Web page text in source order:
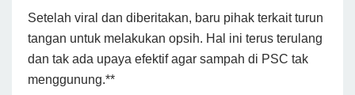
Setelah viral dan diberitakan, baru pihak terkait turun
tangan untuk melakukan opsih. Hal ini terus terulang
dan tak ada upaya efektif agar sampah di PSC tak
menggunung.**